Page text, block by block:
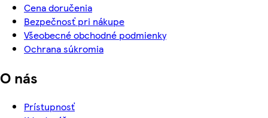
Cena doručenia
Bezpečnosť pri nákupe
Všeobecné obchodné podmienky
Ochrana súkromia
O nás
Prístupnosť